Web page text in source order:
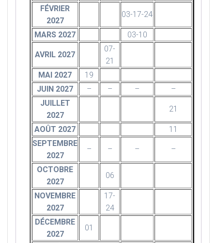
FÉVRIER
2027
03-17-24
MARS 2027 03-10
AVRIL 2027
07-
21
MAI 2027
19
JUIN 2027
– – –
–
JUILLET
2027
21
AOÛT 2027
11
SEPTEMBRE
2027
– – – –
OCTOBRE
2027
06
NOVEMBRE
2027
17-
24
DÉCEMBRE
2027
01